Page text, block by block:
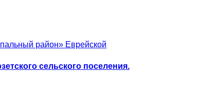
район» Еврейской
сельского поселения.